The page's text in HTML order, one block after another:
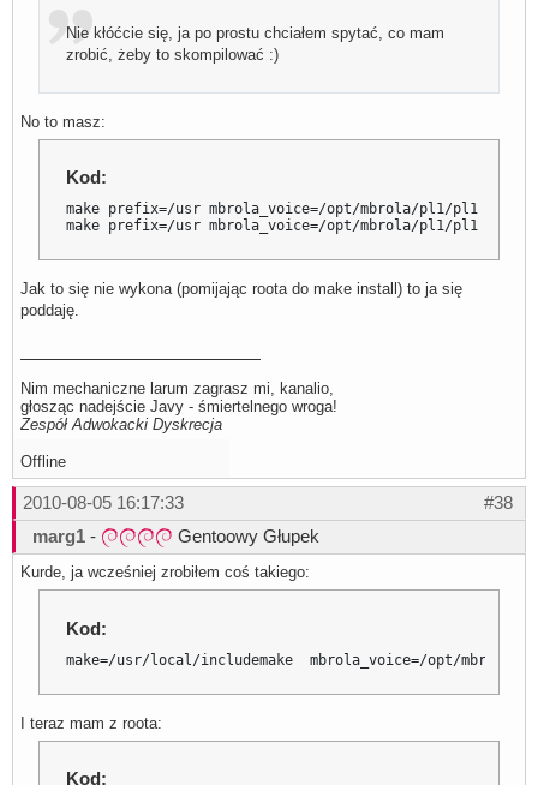
Nie kłóćcie się, ja po prostu chciałem spytać, co mam
zrobić, żeby to skompilować :)
No to masz:
Kod:
make prefix=/usr mbrola_voice=/opt/mbrola/pl1/pl1
make prefix=/usr mbrola_voice=/opt/mbrola/pl1/pl1
Jak to się nie wykona (pomijając roota do make install) to ja się
poddaję.
Nim mechaniczne larum zagrasz mi, kanalio,
głosząc nadejście Javy - śmiertelnego wroga!
Zespół Adwokacki Dyskrecja
Offline
#38
2010-08-05 16:17:33
marg1 - Gentoowy Głupek
Kurde, ja wcześniej zrobiłem coś takiego:
Kod:
make=/usr/local/includemake  mbrola_voice=/opt/mbrola/
I teraz mam z roota:
Kod: